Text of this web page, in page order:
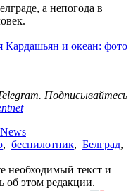
а непогода в
Кардашьян и океан: фото
Подписывайтесь
, беспилотник, Белград,
необходимый текст и
об этом редакции.